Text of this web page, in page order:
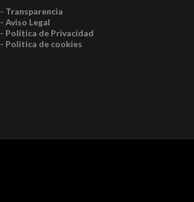
- Transparencia
- Aviso Legal
- Política de Privacidad
- Política de cookies